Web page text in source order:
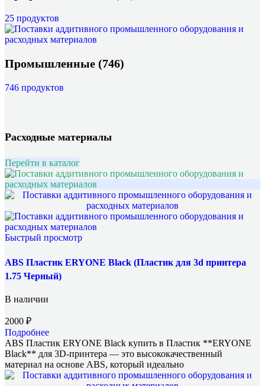
25 продуктов
Промышленные (746)
746 продуктов
Расходные материалы
Перейти в каталог
Быстрый просмотр
ABS Пластик ERYONE Black (Пластик для 3d принтера
1.75 Черный)
В наличии
2000 ₽
Подробнее
ABS Пластик ERYONE Black купить в Пластик **ERYONE
Black** для 3D-принтера — это высококачественный
материал на основе ABS, который идеально